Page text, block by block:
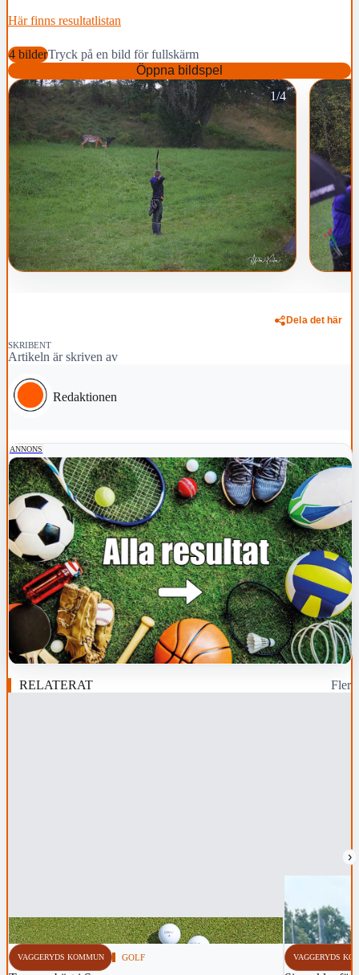
Här finns resultatlistan
4 bilderTryck på en bild för fullskärm
Öppna bildspel
1/4
Dela det här
SKRIBENT
Artikeln är skriven av
Redaktionen
ANNONS
RELATERAT Fler
›
VAGGERYDS KOMMUN GOLF VAGGERYDS